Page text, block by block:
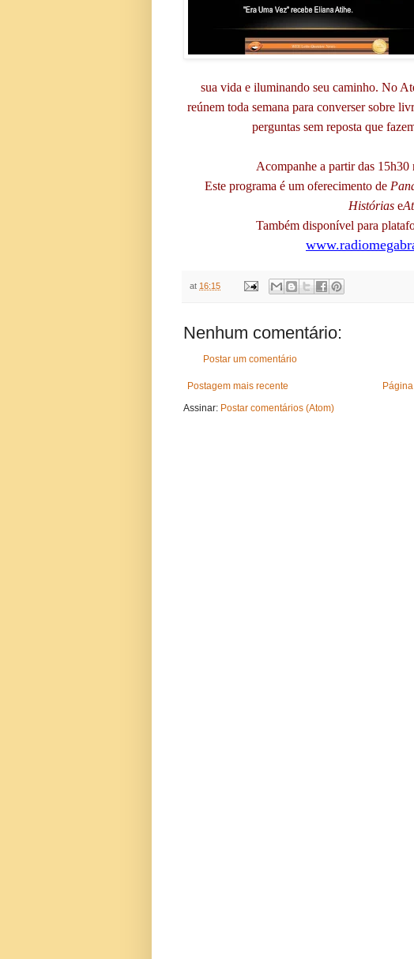
sua vida e iluminando seu caminho. No
reúnem toda semana para converser sobre
perguntas sem reposta que
Acompanhe a partir das
Este programa é um oferecimento de
Histórias e
Também disponível para
at 16:15
Nenhum comentário:
Postar um comentário
Postagem mais recente
Assinar: Postar comentários (Atom)